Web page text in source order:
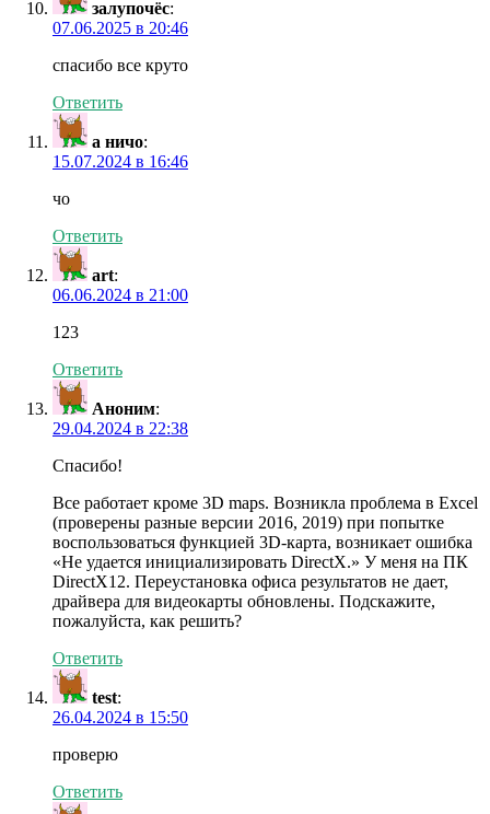
залупочёс:
07.06.2025 в 20:46
спасибо все круто
Ответить
а ничо:
15.07.2024 в 16:46
чо
Ответить
art:
06.06.2024 в 21:00
123
Ответить
Аноним:
29.04.2024 в 22:38
Спасибо!
Все работает кроме 3D maps. Возникла проблема в Excel
(проверены разные версии 2016, 2019) при попытке
воспользоваться функцией 3D-карта, возникает ошибка
«Не удается инициализировать DirectX.» У меня на ПК
DirectX12. Переустановка офиса результатов не дает,
драйвера для видеокарты обновлены. Подскажите,
пожалуйста, как решить?
Ответить
test:
26.04.2024 в 15:50
проверю
Ответить